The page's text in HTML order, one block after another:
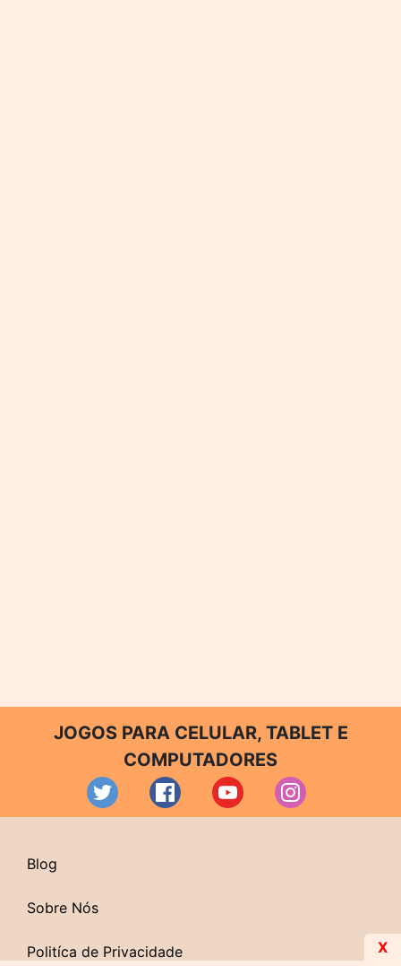
JOGOS PARA CELULAR, TABLET E
COMPUTADORES
Blog
Sobre Nós
Politíca de Privacidade X